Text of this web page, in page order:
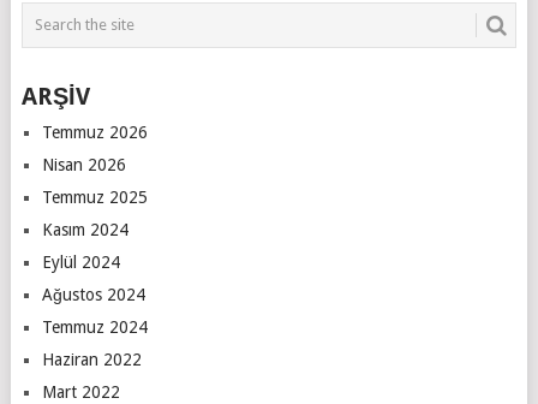
ARŞİV
Temmuz 2026
Nisan 2026
Temmuz 2025
Kasım 2024
Eylül 2024
Ağustos 2024
Temmuz 2024
Haziran 2022
Mart 2022